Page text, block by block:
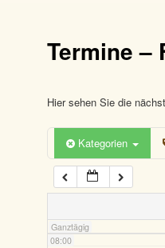
Termine –
Hier sehen Sie die
Kategorien
Ganztägig
04:00
05:00
06:00
07:00
08:00